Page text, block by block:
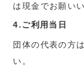
は現金でお願い
4.ご利用当日
団体の代表の方
い。